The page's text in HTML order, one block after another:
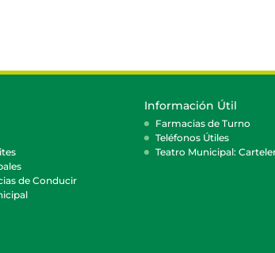
de Conducir
Información Útil
Farmacias de Turno
Teléfonos Útiles
Teatro Municipal: